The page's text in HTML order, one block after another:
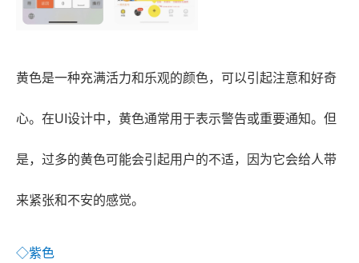
黄色是一种充满活力和乐观的颜色，可以引起注意和好奇
心。在UI设计中，黄色通常用于表示警告或重要通知。但
是，过多的黄色可能会引起用户的不适，因为它会给人带
来紧张和不安的感觉。
◇紫色